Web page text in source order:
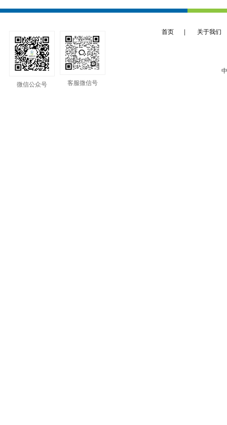
首页 关于我们
微信公众号
客服微信号